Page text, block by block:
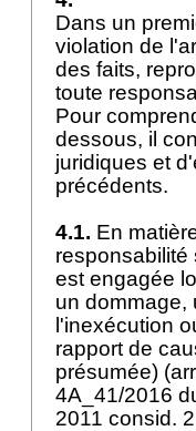
Dans un
violation de l'
des faits,
toute
Pour
dessous, il
juridiques et
précédents.
4.1. En
responsabilité
est engagée
un dommage,
l'inexécution
rapport de
présumée)
4A_41/2016
2011 consid.